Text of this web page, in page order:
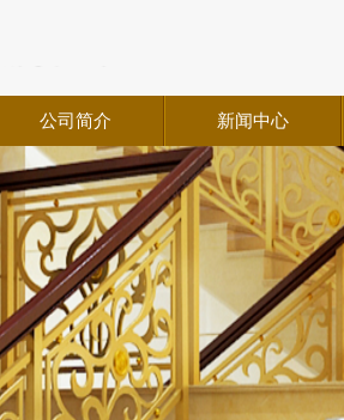
公司简介 新闻中心